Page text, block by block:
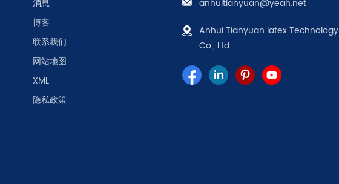
消息
博客
联系我们
网站地图
XML
隐私政策
anhuitianyuan@yeah.net
Anhui Tianyuan latex Technology
Co., Ltd